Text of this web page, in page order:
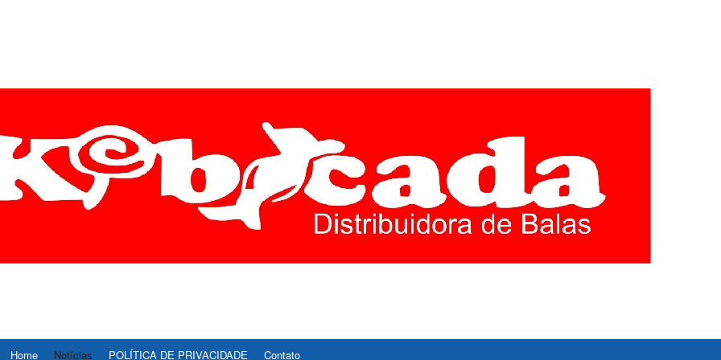
– REDE37
Home Notícias POLÍTICA DE PRIVACIDADE Contato